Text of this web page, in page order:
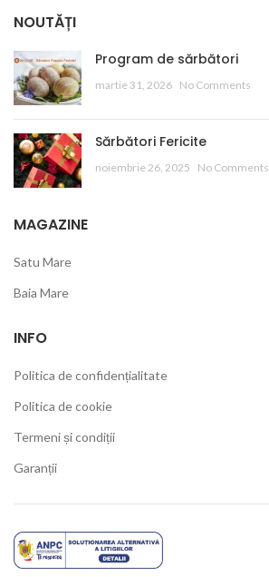
NOUTĂȚI
Program de sărbători
martie 31, 2026 No Comments
Sărbători Fericite
noiembrie 26, 2025 No Comments
MAGAZINE
Satu Mare
Baia Mare
INFO
Politica de confidențialitate
Politica de cookie
Termeni și condiții
Garanții